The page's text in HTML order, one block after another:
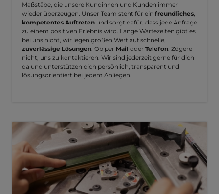
Maßstäbe, die unsere Kundinnen und Kunden immer
wieder überzeugen. Unser Team steht für ein freundliches
kompetentes Auftreten und sorgt dafür, dass jede Anfrage
zu einem positiven Erlebnis wird. Lange Wartezeiten gibt es
bei uns nicht, wir legen großen Wert auf schnelle,
zuverlässige Lösungen . Ob per Mail oder Telefon: Zögere
nicht, uns zu kontaktieren. Wir sind jederzeit gerne für dich
da und unterstützen dich persönlich, transparent und
lösungsorientiert bei jedem Anliegen.